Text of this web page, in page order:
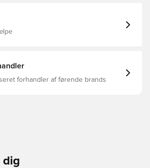
forhandler af førende brands
dig